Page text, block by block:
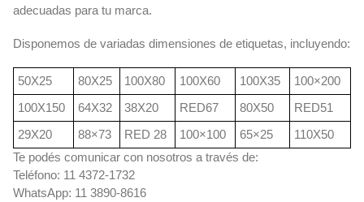
adecuadas para tu marca.
Disponemos de variadas dimensiones de etiquetas, incluyendo:
50X25 80X25 100X80 100X60 100X35
100×200
100X150
64X32 38X20 RED67 80X50
RED51
29X20
88×73 RED 28 100×100 65×25
110X50
Te podés comunicar con nosotros a través de:
Teléfono: 11 4372-1732
WhatsApp: 11 3890-8616